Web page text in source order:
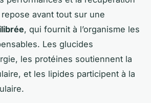
avant tout sur une
, qui fournit à l’organisme les
Les glucides
les protéines soutiennent la
et les lipides participent à la